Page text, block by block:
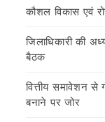
कौशल विकास एवं
जिलाधिकारी की
बैठक
वित्तीय समावेशन
बनाने पर जोर